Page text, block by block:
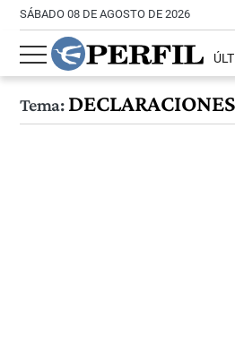
SÁBADO 08 DE AGOSTO DE 2026
Tema: